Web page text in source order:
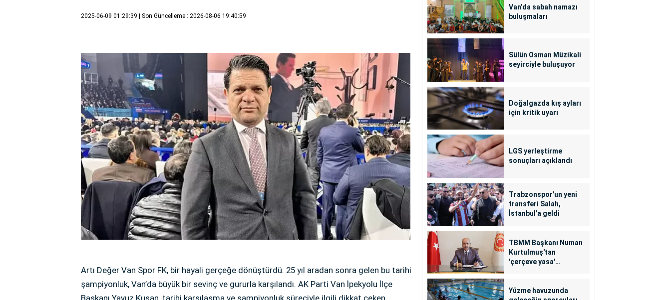
2025-06-09 01:29:39 | Son Güncelleme : 2026-08-06 19:40:59
Artı Değer Van Spor FK, bir hayali gerçeğe dönüştürdü. 25 yıl aradan sonra gelen bu tarihi
şampiyonluk, Van’da büyük bir sevinç ve gururla karşılandı. AK Parti Van İpekyolu İlçe
Başkanı Yavuz Kuşan, tarihi karşılaşma ve şampiyonluk süreciyle ilgili dikkat çeken
Van’da sabah namazı
buluşmaları
Sülün Osman Müzikali
seyirciyle buluşuyor
Doğalgazda kış ayları
için kritik uyarı
LGS yerleştirme
sonuçları açıklandı
Trabzonspor'un yeni
transferi Salah,
İstanbul'a geldi
TBMM Başkanı Numan
Kurtulmuş'tan
'çerçeve yasa'
Yüzme havuzunda